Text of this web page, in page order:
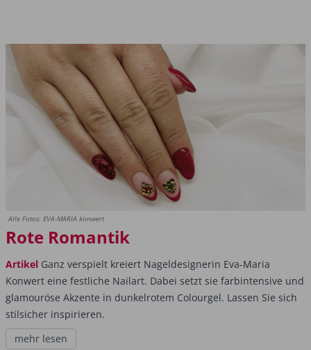
Alle Fotos: EVA-MARIA konwert
Rote Romantik
Artikel Ganz verspielt kreiert Nageldesignerin Eva-Maria
Konwert eine festliche Nailart. Dabei setzt sie farbintensive und
glamouröse Akzente in dunkelrotem Colourgel. Lassen Sie sich
stilsicher inspirieren.
mehr lesen